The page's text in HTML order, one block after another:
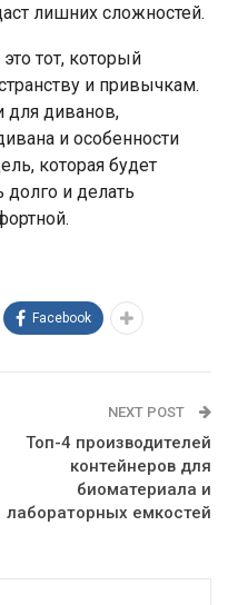
лишних сложностей.
тот, который
и привычкам.
для диванов,
и особенности
которая будет
долго и делать
Facebook
NEXT POST
Топ-4 производителей
контейнеров для
биоматериала и
лабораторных емкостей